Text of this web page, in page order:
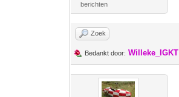
berichten
Zoek
Bedankt door: Willeke_IGKT